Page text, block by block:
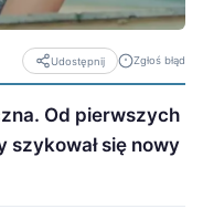
Udostępnij Zgłoś błąd
Od pierwszych
szykował się nowy